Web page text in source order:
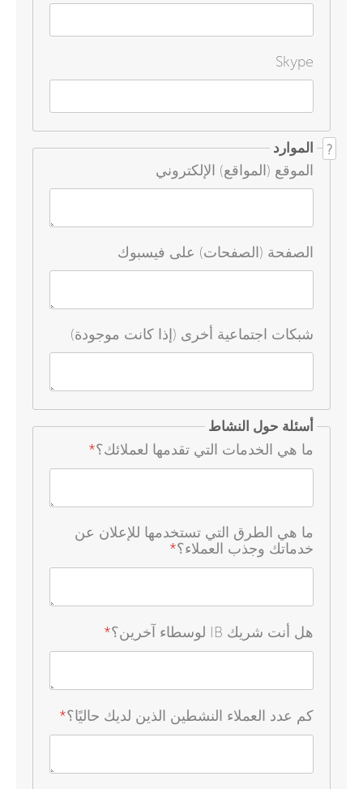
Skype
الموارد ?
الموقع (المواقع) الإلكتروني
الصفحة (الصفحات) على فيسبوك
شبكات اجتماعية أخرى (إذا كانت موجودة)
أسئلة حول النشاط
ما هي الخدمات التي تقدمها لعملائك؟*
ما هي الطرق التي تستخدمها للإعلان عن
خدماتك وجذب العملاء؟*
هل أنت شريك IB لوسطاء آخرين؟ *
كم عدد العملاء النشطين الذين لديك حاليًا؟*